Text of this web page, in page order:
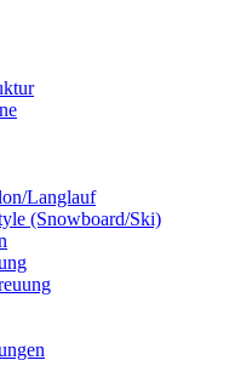
Langlauf
(Snowboard/Ski)